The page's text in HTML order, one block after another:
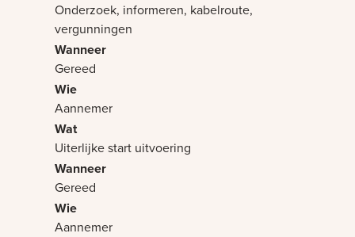
Onderzoek, informeren, kabelroute,
vergunningen
Gereed
Aannemer
Uiterlijke start uitvoering
Gereed
Aannemer